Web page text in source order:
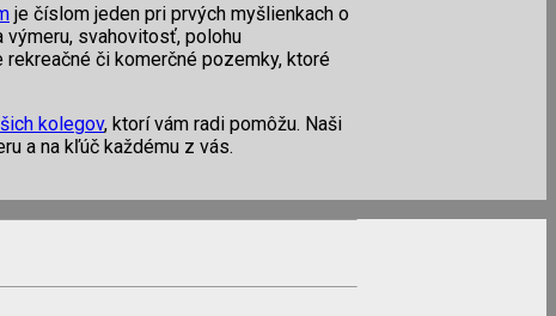
je číslom jeden pri prvých myšlienkach o
výmeru, svahovitosť, polohu
či komerčné pozemky, ktoré
kolegov, ktorí vám radi pomôžu. Naši
a na kľúč každému z vás.